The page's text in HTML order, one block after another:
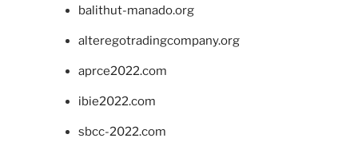
balithut-manado.org
alteregotradingcompany.org
aprce2022.com
ibie2022.com
sbcc-2022.com